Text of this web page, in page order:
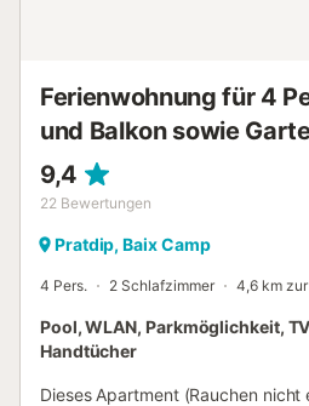
Ferienwohnung für 4
und Balkon sowie
9,4
22 Bewertungen
Pratdip, Baix Camp
4 Pers. 2 Schlafzimmer 4,6 km
Pool, WLAN, Parkmöglichkeit,
Handtücher
Dieses Apartment (Rauchen